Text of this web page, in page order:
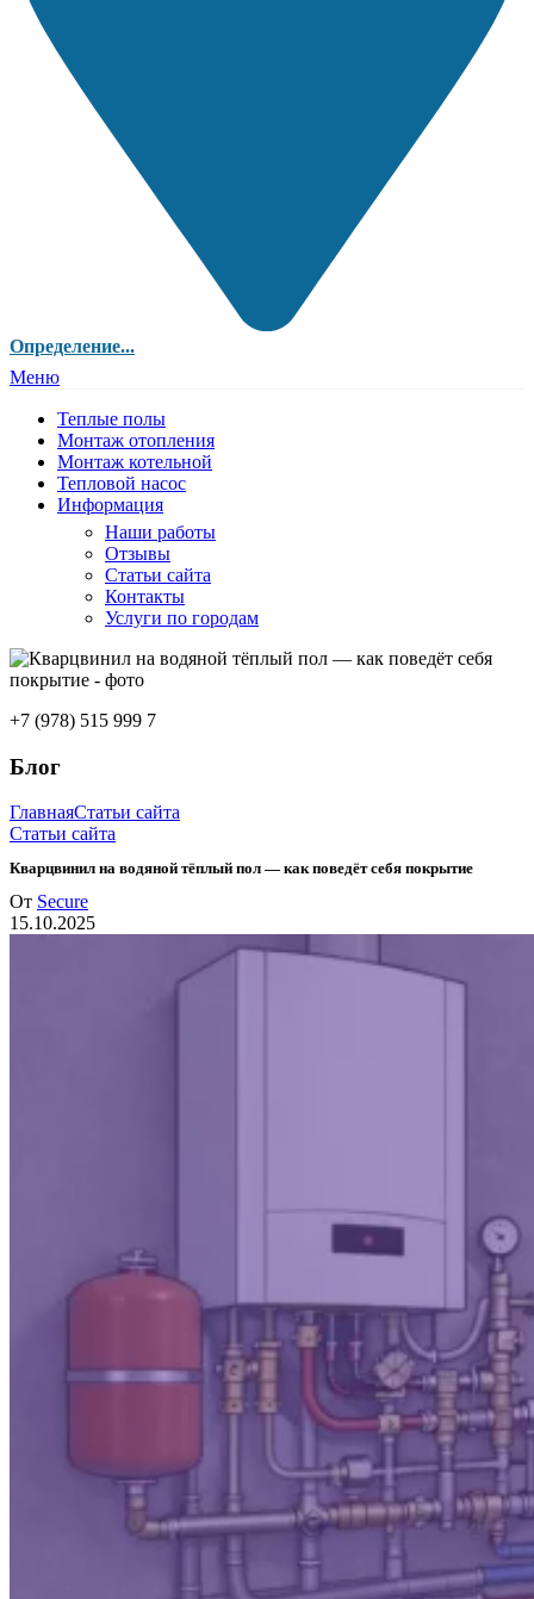
Определение...
Меню
Теплые полы
Монтаж отопления
Монтаж котельной
Тепловой насос
Информация
Наши работы
Отзывы
Статьи сайта
Контакты
Услуги по городам
+7 (978) 515 999 7
Блог
ГлавнаяСтатьи сайта
Статьи сайта
Кварцвинил на водяной тёплый пол — как поведёт себя покрытие
От Secure
15.10.2025